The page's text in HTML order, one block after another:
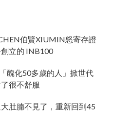
伯賢XIUMIN怒寄存證
立的 INB100
醜化50多歲的人」掀世代
很不舒服
肚腩不見了，重新回到45